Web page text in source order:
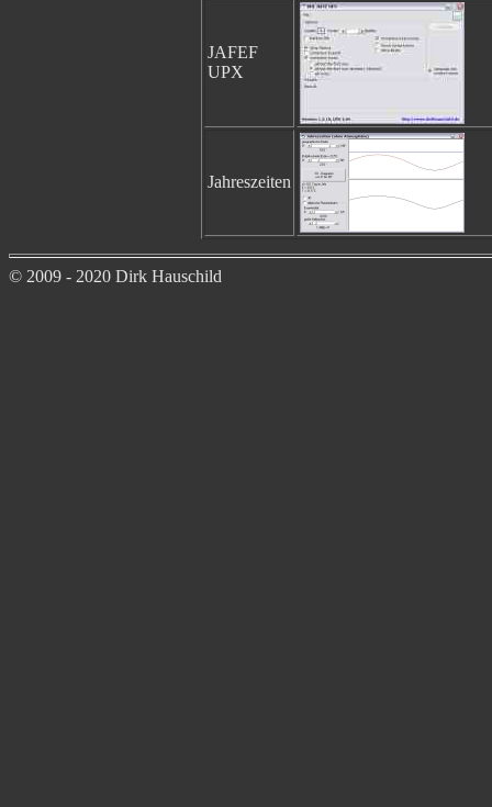
JAFEF
UPX
Jahreszeiten
© 2009 - 2020 Dirk Hauschild